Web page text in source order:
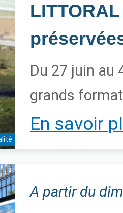
Du 27 juin au
grands
En savoir
A partir du